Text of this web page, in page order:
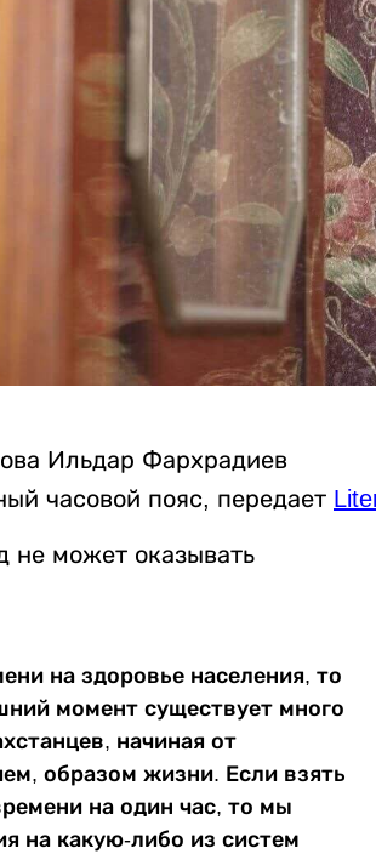
Ильдар Фархрадиев
часовой пояс, передает
не может оказывать
на здоровье населения, то
момент существует много
начиная от
образом жизни. Если взять
на один час, то мы
на какую-либо из систем